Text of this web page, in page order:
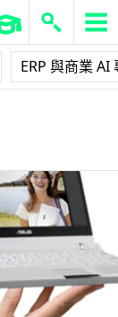
ERP 與商業 AI